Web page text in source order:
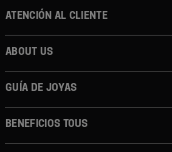
Atención al cliente
About us
Guía de joyas
Beneficios TOUS